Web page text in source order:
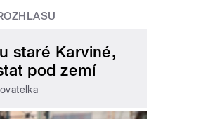
staré Karviné,
pod zemí